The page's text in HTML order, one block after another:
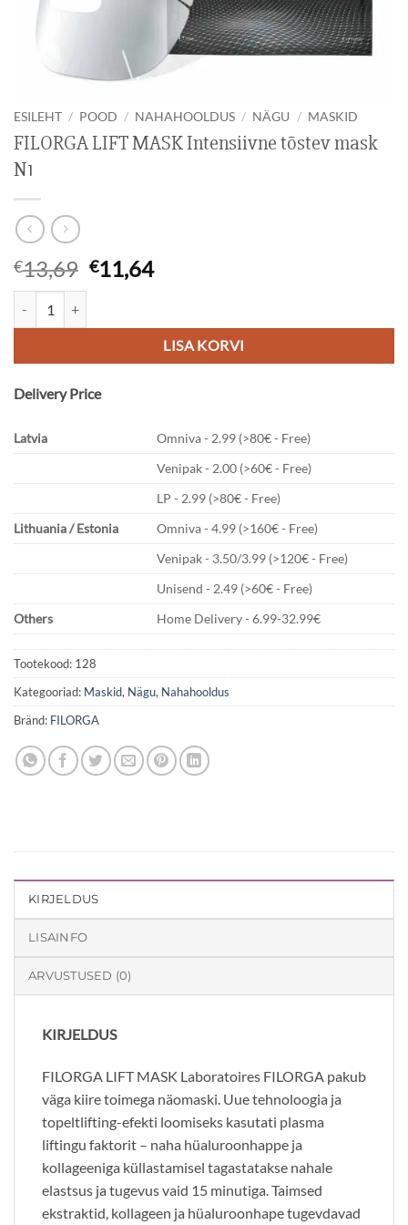
ESILEHT / POOD / NAHAHOOLDUS / NÄGU / MASKID
FILORGA LIFT MASK Intensiivne tõstev mask
N1
€13,69 Algne
hind
€13,69.
€11,64Current
€11,64.
LISA KORVI
Delivery Price
Latvia
Omniva - 2.99 (>80€ - Free)
Venipak - 2.00 (>60€ - Free)
LP - 2.99 (>80€ - Free)
Lithuania / Estonia
Omniva - 4.99 (>160€ - Free)
Venipak - 3.50/3.99 (>120€ - Free)
Unisend - 2.49 (>60€ - Free)
Others
Home Delivery - 6.99-32.99€
Tootekood: 128
Kategooriad: Maskid, Nägu, Nahahooldus
Bränd: FILORGA
KIRJELDUS
LISAINFO
ARVUSTUSED (0)
KIRJELDUS
FILORGA LIFT MASK Laboratoires FILORGA pakub
väga kiire toimega näomaski. Uue tehnoloogia ja
topeltlifting-efekti loomiseks kasutati plasma
liftingu faktorit – naha hüaluroonhappe ja
kollageeniga küllastamisel tagastatakse nahale
elastsus ja tugevus vaid 15 minutiga. Taimsed
ekstraktid, kollageen ja hüaluroonhape tugevdavad